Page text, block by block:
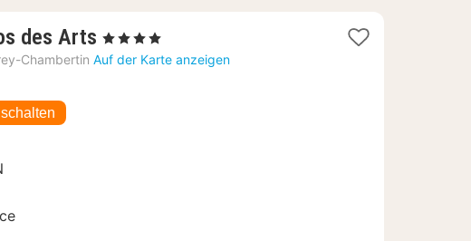
des Arts 1
Nacht
, 4 Sterne
Chambertin Auf der Karte anzeigen